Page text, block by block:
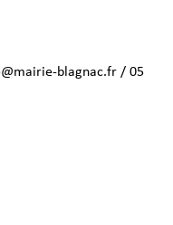
blagnac.fr / 05